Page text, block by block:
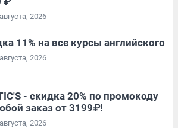
2026
11% на все курсы английского
2026
- скидка 20% по промокоду
заказ от 3199₽!
2026